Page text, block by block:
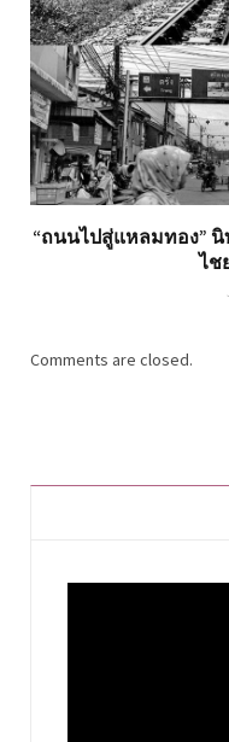
“ถนนไปสู่แหลมทอง”
ไช
Comments are closed.